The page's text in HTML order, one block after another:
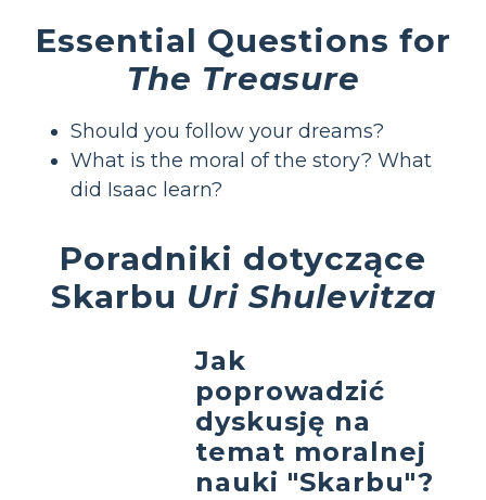
Essential Questions for
The Treasure
Should you follow your dreams?
What is the moral of the story? What
did Isaac learn?
Poradniki dotyczące
Skarbu Uri Shulevitza
Jak
poprowadzić
dyskusję na
temat moralnej
nauki "Skarbu"?